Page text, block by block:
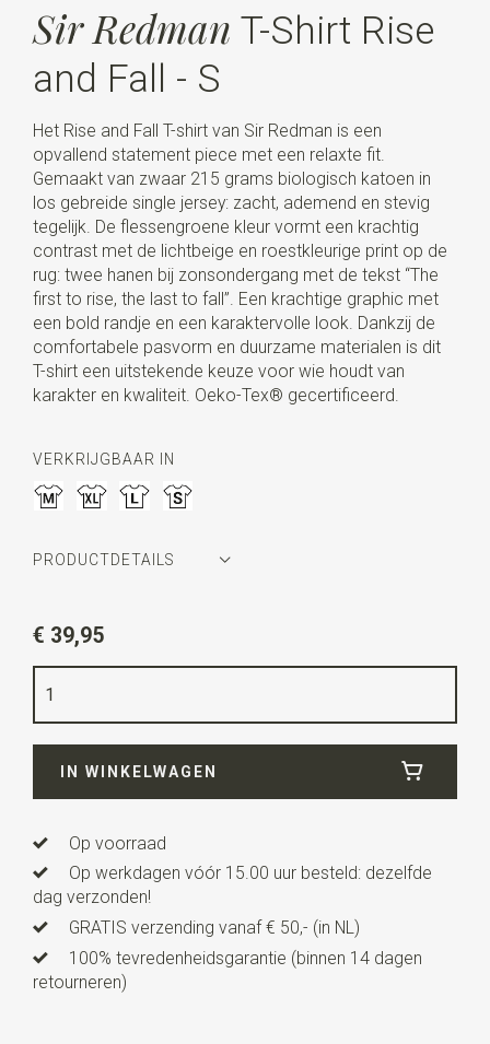
Sir Redman T-Shirt Rise
and Fall - S
Het Rise and Fall T-shirt van Sir Redman is een
opvallend statement piece met een relaxte fit.
Gemaakt van zwaar 215 grams biologisch katoen in
los gebreide single jersey: zacht, ademend en stevig
tegelijk. De flessengroene kleur vormt een krachtig
contrast met de lichtbeige en roestkleurige print op de
rug: twee hanen bij zonsondergang met de tekst “The
first to rise, the last to fall”. Een krachtige graphic met
een bold randje en een karaktervolle look. Dankzij de
comfortabele pasvorm en duurzame materialen is dit
T-shirt een uitstekende keuze voor wie houdt van
karakter en kwaliteit. Oeko-Tex® gecertificeerd.
VERKRIJGBAAR IN
PRODUCTDETAILS
groen
Kwaliteit
Uitvoeringmaat **S**
€ 39,95
IN WINKELWAGEN
Op voorraad
Op werkdagen vóór 15.00 uur besteld: dezelfde
dag verzonden!
GRATIS verzending vanaf € 50,- (in NL)
100% tevredenheidsgarantie (binnen 14 dagen
retourneren)